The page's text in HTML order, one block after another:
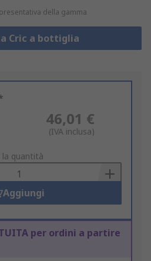
della gamma
Cric a bottiglia
46,01 €
(IVA inclusa)
la quantità
Aggiungi
per ordini a partire